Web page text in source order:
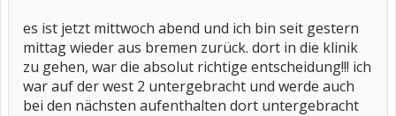
es ist jetzt mittwoch abend und ich bin seit gestern
mittag wieder aus bremen zurück. dort in die klinik
zu gehen, war die absolut richtige entscheidung!!! ich
war auf der west 2 untergebracht und werde auch
bei den nächsten aufenthalten dort untergebracht